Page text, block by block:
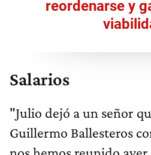
reordenarse y
Salarios
"Julio dejó a un señor
Guillermo Ballesteros